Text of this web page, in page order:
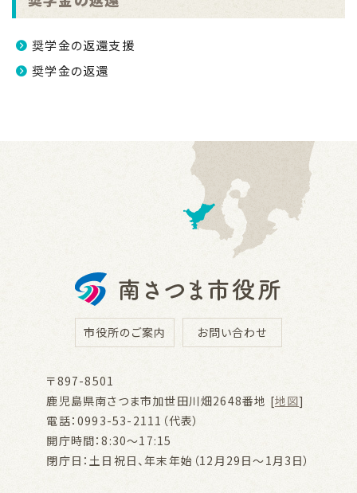
奨学金の返還支援
奨学金の返還
市役所のご案内 お問い合わせ
〒897-8501
鹿児島県南さつま市加世田川畑2648番地 [地図]
電話：0993-53-2111（代表）
開庁時間：8:30～17:15
閉庁日：土日祝日、年末年始（12月29日～1月3日）